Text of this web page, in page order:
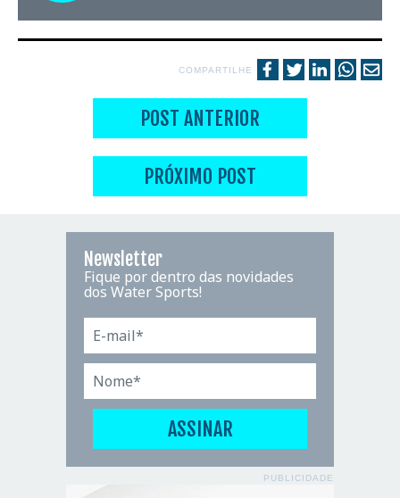
COMPARTILHE
POST ANTERIOR
PRÓXIMO POST
Newsletter
Fique por dentro das novidades
dos Water Sports!
PUBLICIDADE